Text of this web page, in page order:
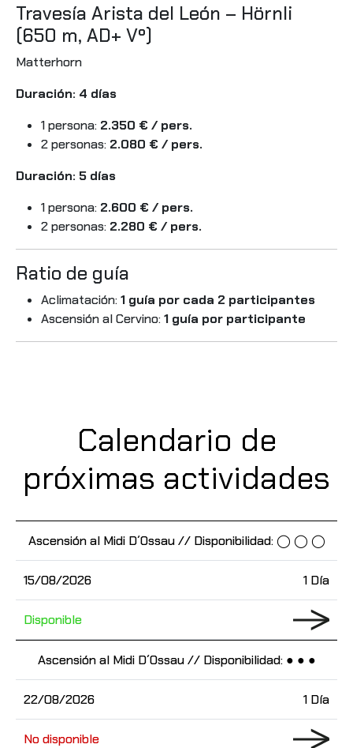
Travesía Arista del León – Hörnli
(650 m, AD+ Vº)
Matterhorn
Duración: 4 días
1 persona: 2.350 € / pers.
2 personas: 2.080 € / pers.
Duración: 5 días
1 persona: 2.600 € / pers.
2 personas: 2.280 € / pers.
Ratio de guía
Aclimatación:1 guía por cada 2 participantes
Ascensión al Cervino:1 guía por participante
Calendario de
próximas actividades
15/08/2026
Ascensión al Midi D´Ossau // Disponibilidad: ◯ ◯ ◯
1 Día
Disponible
22/08/2026
Ascensión al Midi D´Ossau // Disponibilidad: ● ● ●
1 Día
No disponible